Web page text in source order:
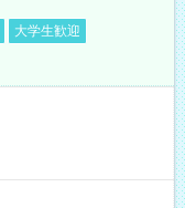
大学生歓迎